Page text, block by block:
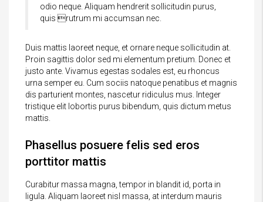
odio neque. Aliquam hendrerit sollicitudin purus,
quis rutrum mi accumsan nec.
Duis mattis laoreet neque, et ornare neque sollicitudin at.
Proin sagittis dolor sed mi elementum pretium. Donec et
justo ante. Vivamus egestas sodales est, eu rhoncus
urna semper eu. Cum sociis natoque penatibus et magnis
dis parturient montes, nascetur ridiculus mus. Integer
tristique elit lobortis purus bibendum, quis dictum metus
mattis.
Phasellus posuere felis sed eros
porttitor mattis
Curabitur massa magna, tempor in blandit id, porta in
ligula. Aliquam laoreet nisl massa, at interdum mauris